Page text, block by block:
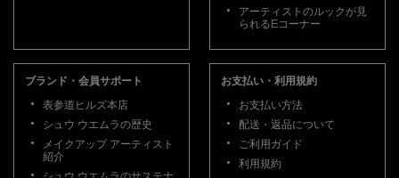
アーティストのルックが見
られるEコーナー
ブランド・会員サポート
表参道ヒルズ本店
シュウ ウエムラの歴史
メイクアップ アーティスト
紹介
お支払い・利用規約
お支払い方法
配送・返品について
ご利用ガイド
利用規約